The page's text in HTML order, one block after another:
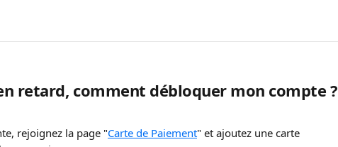
retard, comment débloquer mon compte ?
rejoignez la page "Carte de Paiement" et ajoutez une carte